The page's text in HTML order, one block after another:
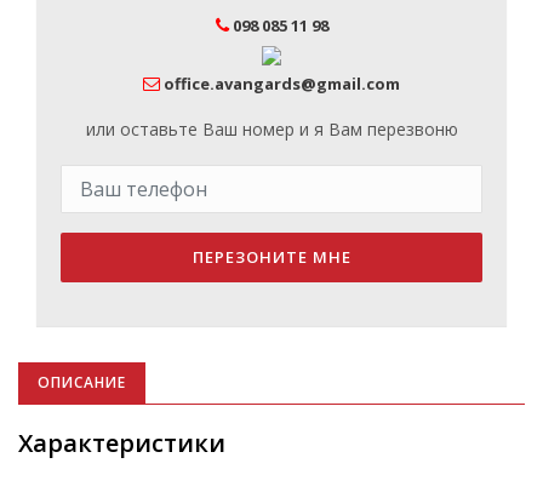
098 085 11 98
office.avangards@gmail.com
или оставьте Ваш номер и я Вам перезвоню
ПЕРЕЗОНИТЕ МНЕ
ОПИСАНИЕ
Характеристики